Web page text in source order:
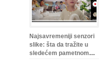
Najsavremeniji senzori
slike: šta da tražite u
sledećem pametnom